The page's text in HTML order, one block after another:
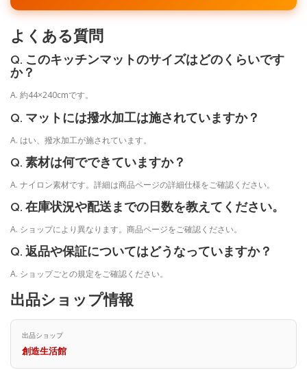
よくある質問
Q. このキッチンマットのサイズはどのくらいです
か？
A. 約44×240cmです。
Q. マットには撥水加工は施されていますか？
A. はい、撥水加工が施されています。
Q. 素材は何でできていますか？
A. ナイロン素材です。詳細は商品ページの詳細仕様をご確認ください。
Q. 在庫状況や配送までの日数を教えてください。
A. ショップにより異なります。商品ページをご確認ください。
Q. 返品や保証についてはどうなっていますか？
A. ショップごとの規定をご確認ください。
出品ショップ情報
出品ショップ
創造生活館